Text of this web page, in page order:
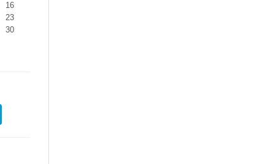
16
23
30